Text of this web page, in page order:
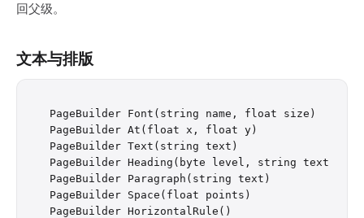
回父级。
文本与排版
PageBuilder Font(string name, float size)
PageBuilder At(float x, float y)
PageBuilder Text(string text)
PageBuilder Heading(byte level, string text)
PageBuilder Paragraph(string text)
PageBuilder Space(float points)
PageBuilder HorizontalRule()